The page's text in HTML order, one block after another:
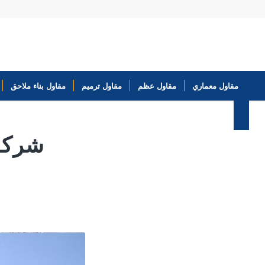
مقاول بناء ملاحق مقاول ترميم مقاول عظم مقاول معماري